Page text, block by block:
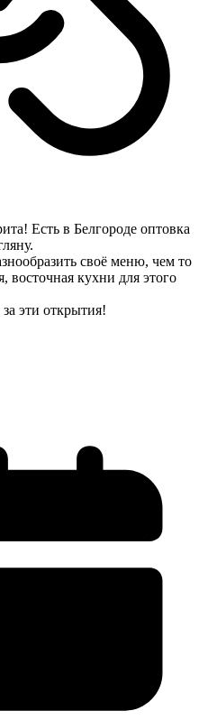
Есть в Белгороде оптовка
своё меню, чем то
восточная кухни для этого
эти открытия!